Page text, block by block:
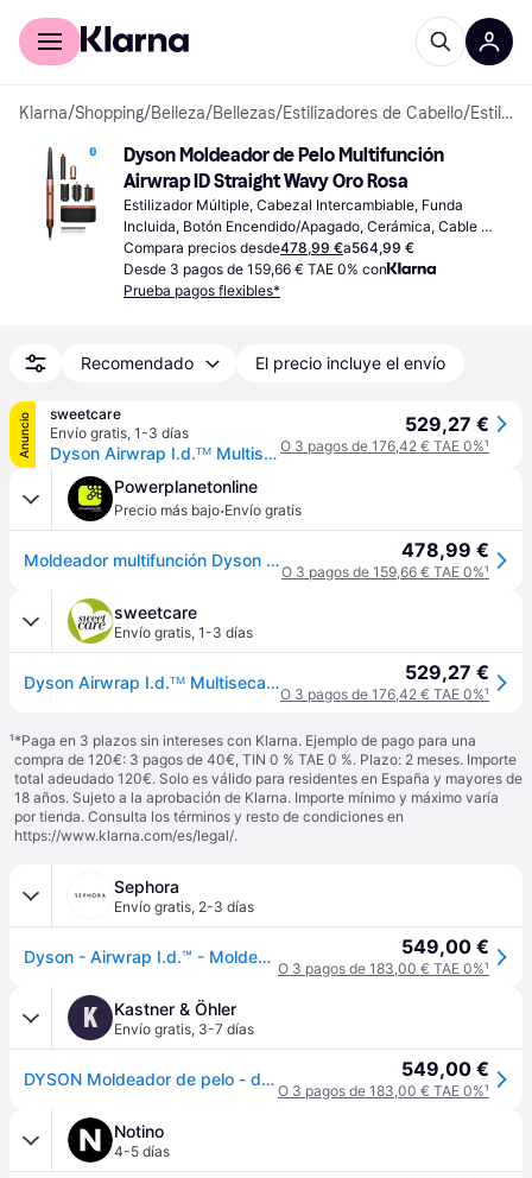
Comprar con Klarna
Klarna/Shopping/Belleza/Bellezas/Estilizadores de Cabello/ Estilizadores Múltiples
Dyson Moldeador de Pelo Multifunción
Airwrap ID Straight Wavy Oro Rosa
Estilizador Múltiple, Cabezal Intercambiable, Funda
Incluida, Botón Encendido/Apagado, Cerámica, Cable
Giratorio
Compara precios desde478,99 €a564,99 €
Desde 3 pagos de 159,66 € TAE 0% con
Prueba pagos flexibles*
Recomendado El precio incluye el envío
Anuncio
sweetcare
Envío gratis, 1-3 días
Dyson Airwrap I.d.ᵀᴹ Multisecador y secador de pelo [Enchufe europeo tipo F] 1 un. Amber Silk Straight + Wavy Hair
529,27 €
O 3 pagos de 176,42 € TAE 0%¹
Powerplanetonline
Precio más bajo·Envío gratis
Moldeador multifunción Dyson Airwrap Amber Silk 478,99 €
O 3 pagos de 159,66 € TAE 0%¹
sweetcare
Envío gratis, 1-3 días
Dyson Airwrap I.d.ᵀᴹ Multisecador y secador de pelo [Enchufe europeo tipo F] 1 un. Amber Silk Straight + Wavy Hair 529,27 €
O 3 pagos de 176,42 € TAE 0%¹
¹*Paga en 3 plazos sin intereses con Klarna. Ejemplo de pago para una
compra de 120€: 3 pagos de 40€, TIN 0 % TAE 0 %. Plazo: 2 meses. Importe
total adeudado 120€. Solo es válido para residentes en España y mayores de
18 años. Sujeto a la aprobación de Klarna. Importe mínimo y máximo varía
por tienda. Consulta los términos y resto de condiciones en
https://www.klarna.com/es/legal/.
Sephora
Envío gratis, 2-3 días
Dyson - Airwrap I.d.™ - Moldeador Multifunción Y Secador Liso A Ondulado 549,00 €
O 3 pagos de 183,00 € TAE 0%¹
K Kastner & Öhler
Envío gratis, 3-7 días
DYSON Moldeador de pelo - dyson Airwrap i.d.™ HS08 Amber Silk naranja - EG 549,00 €
O 3 pagos de 183,00 € TAE 0%¹
Notino
4-5 días